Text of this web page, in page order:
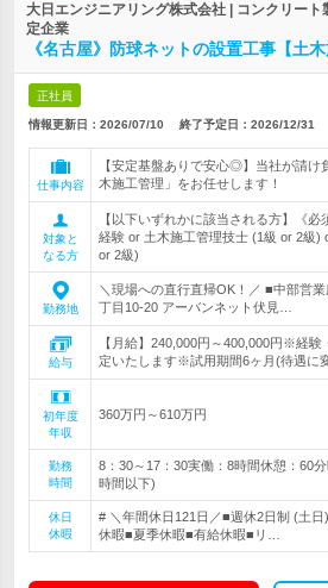
大日エンジニアリング株式会社 | コンクリー
定企業
《名古屋》防球ネットの設置工事【土
正社員
情報更新日：2026/07/10 終了予定日： 2026/12/31
仕事内容
【安定基盤ありで安心◎】当社が請け
木施工管理」をお任せします！
対象と
なる方
【以下いずれかに該当される方】《
経験 or 土木施工管理技士 (1級 or 2級)
or 2級)
勤務地
＼現場への直行直帰OK！／ ■中部営
丁目10-20 アーバンネット伏見…
給与
【月給】240,000円～400,000円※経
定いたします※試用期間6ヶ月(待遇に
初年度
年収
360万円～610万円
勤務
時間
8：30～17：30実働：8時間休憩：60
時間以下)
休日
休暇
# ＼年間休日121日／■週休2日制 (土
休暇■夏季休暇■有給休暇■リ…